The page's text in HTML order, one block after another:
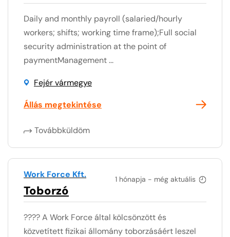
Daily and monthly payroll (salaried/hourly
workers; shifts; working time frame);Full social
security administration at the point of
paymentManagement ...
Fejér vármegye
Állás megtekintése
Továbbküldöm
1 hónapja - még aktuális
Work Force Kft.
Toborzó
???? A Work Force által kölcsönzött és
közvetített fizikai állomány toborzásáért leszel